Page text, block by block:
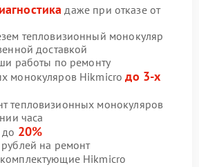
даже при отказе от
тепловизионный монокуляр
доставкой
работы по ремонту
монокуляров Hikmicroдо 3-х
тепловизионных монокуляров
часа
20%
на ремонт
Hikmicro